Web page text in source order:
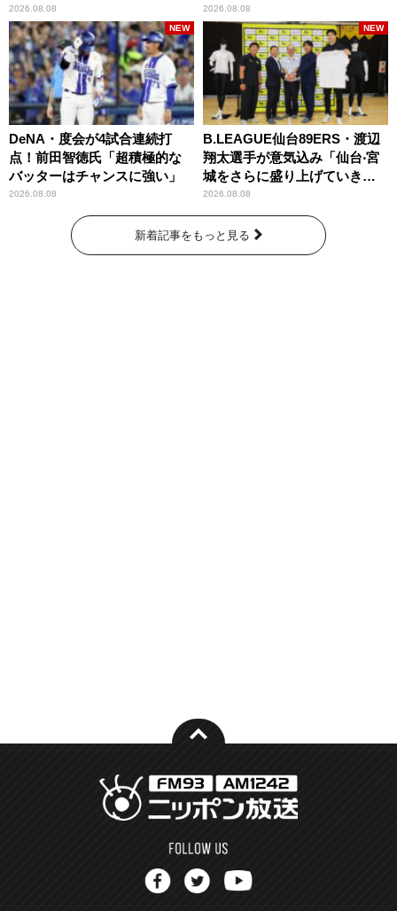
2026.08.08 2026.08.08
DeNA・度会が4試合連続打
点！前田智徳氏「超積極的な
バッターはチャンスに強い」
2026.08.08
NEW
B.LEAGUE仙台89ERS・渡辺
翔太選手が意気込み「仙台‧宮
城をさらに盛り上げていきた
いです」
2026.08.08
NEW
新着記事をもっと見る